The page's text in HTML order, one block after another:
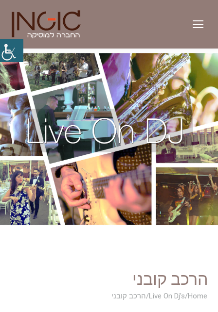
הרכב קובני
You are here:
Home
Live On Dj's הרכב קובני